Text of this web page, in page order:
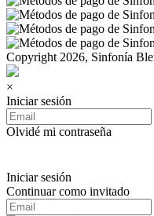
Copyright 2026, Sinfonía
×
Iniciar sesión
Olvidé mi contraseña
Iniciar sesión
Continuar como invitado